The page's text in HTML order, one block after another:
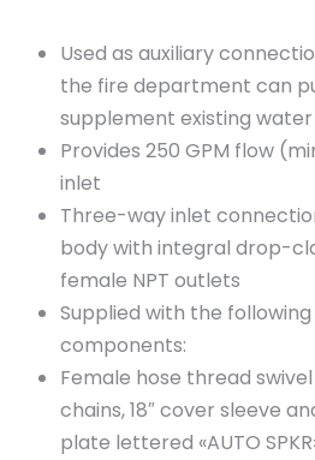
Used as auxiliary
the fire department can
supplement existing water
Provides 250 GPM flow
inlet
Three-way inlet
body with integral drop-
female NPT outlets
Supplied with the
components:
Female hose thread
chains, 18″ cover sleeve
plate lettered «AUTO